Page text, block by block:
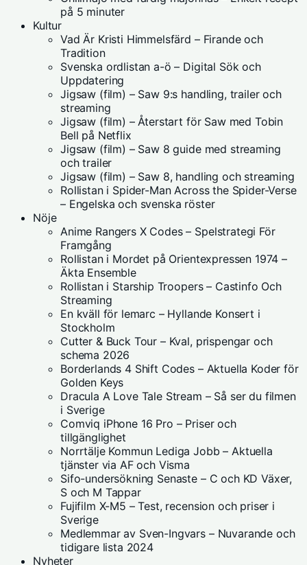
på 5 minuter
Kultur
Vad Är Kristi Himmelsfärd – Firande och
Tradition
Svenska ordlistan a-ö – Digital Sök och
Uppdatering
Jigsaw (film) – Saw 9:s handling, trailer och
streaming
Jigsaw (film) – Återstart för Saw med Tobin
Bell på Netflix
Jigsaw (film) – Saw 8 guide med streaming
och trailer
Jigsaw (film) – Saw 8, handling och streaming
Rollistan i Spider-Man Across the Spider-Verse
– Engelska och svenska röster
Nöje
Anime Rangers X Codes – Spelstrategi För
Framgång
Rollistan i Mordet på Orientexpressen 1974 –
Äkta Ensemble
Rollistan i Starship Troopers – Castinfo Och
Streaming
En kväll för lemarc – Hyllande Konsert i
Stockholm
Cutter & Buck Tour – Kval, prispengar och
schema 2026
Borderlands 4 Shift Codes – Aktuella Koder för
Golden Keys
Dracula A Love Tale Stream – Så ser du filmen
i Sverige
Comviq iPhone 16 Pro – Priser och
tillgänglighet
Norrtälje Kommun Lediga Jobb – Aktuella
tjänster via AF och Visma
Sifo-undersökning Senaste – C och KD Växer,
S och M Tappar
Fujifilm X-M5 – Test, recension och priser i
Sverige
Medlemmar av Sven-Ingvars – Nuvarande och
tidigare lista 2024
Nyheter